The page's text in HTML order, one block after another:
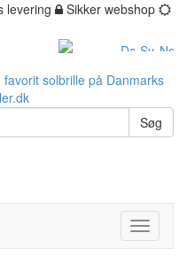
levering
Sikker webshop
Søg
Toggle